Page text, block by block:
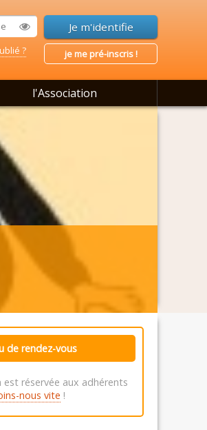
? je me pré-inscris !
l'Association
de rendez-vous
réservée aux adhérents
nous vite !